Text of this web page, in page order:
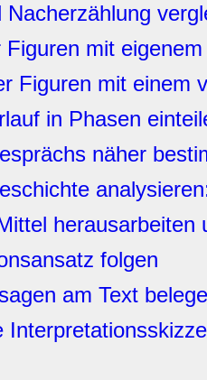
mit
Figuren mit einem
in Phasen
näher
herausarbeiten
folgen
am Text